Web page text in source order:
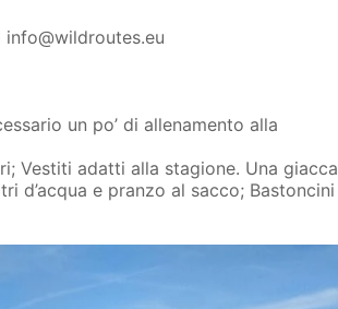
un po’ di allenamento alla
Vestiti adatti alla stagione. Una giacca
d’acqua e pranzo al sacco; Bastoncini